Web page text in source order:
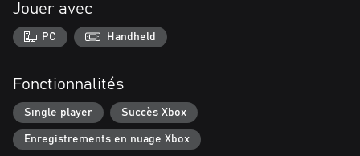
Jouer avec
PC Handheld
Fonctionnalités
Single player Succès Xbox
Enregistrements en nuage Xbox